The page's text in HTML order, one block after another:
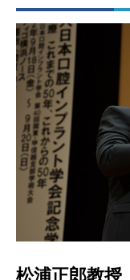
松浦正郎教